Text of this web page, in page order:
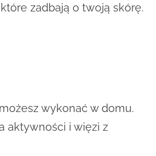
zadbają o twoją skórę.
wykonać w domu.
aktywności i więzi z